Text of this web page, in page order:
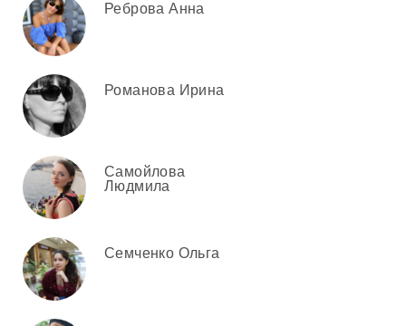
Реброва Анна
Романова Ирина
Самойлова
Людмила
Семченко Ольга